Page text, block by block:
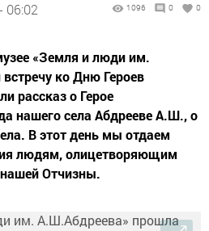
06:02 1096 0 0
«Земля и люди им.
ко Дню Героев
рассказ о Герое
нашего села Абдрееве А.Ш., о
В этот день мы отдаем
людям, олицетворяющим
нашей Отчизны.